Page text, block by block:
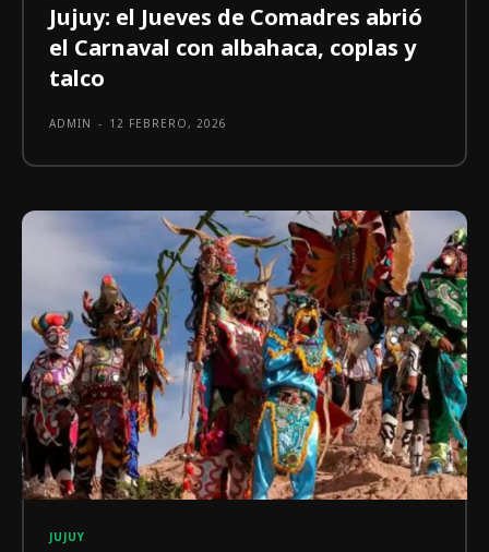
Jujuy: el Jueves de Comadres abrió
el Carnaval con albahaca, coplas y
talco
ADMIN - 12 FEBRERO, 2026
JUJUY